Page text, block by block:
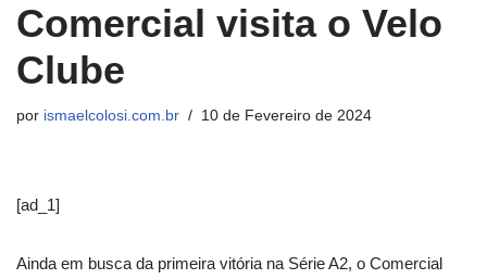
Comercial visita o Velo
Clube
por ismaelcolosi.com.br 10 de Fevereiro de 2024
[ad_1]
Ainda em busca da primeira vitória na Série A2, o Comercial